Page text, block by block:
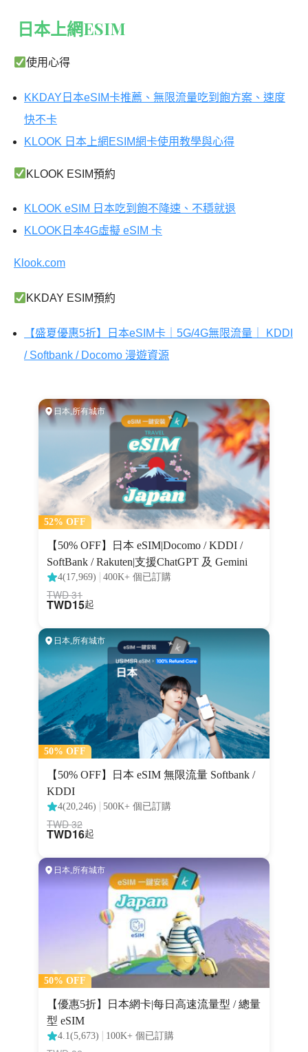
日本上網ESIM
使用心得
KKDAY日本eSIM卡推薦、無限流量吃到飽方案、速度
快不卡
KLOOK 日本上網ESIM網卡使用教學與心得
KLOOK ESIM預約
KLOOK eSIM 日本吃到飽不降速、不穩就退
KLOOK日本4G虛擬 eSIM 卡
Klook.com
KKDAY ESIM預約
【盛夏優惠5折】日本eSIM卡｜5G/4G無限流量｜ KDDI
/ Softbank / Docomo 漫遊資源